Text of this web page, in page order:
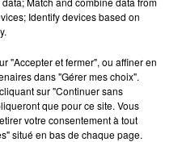
05/2024 À 12H01
Identify devices based on
"Accepter et fermer", ou affiner en
dans "Gérer mes choix".
sur "Continuer sans
que pour ce site. Vous
votre consentement à tout
situé en bas de chaque page.